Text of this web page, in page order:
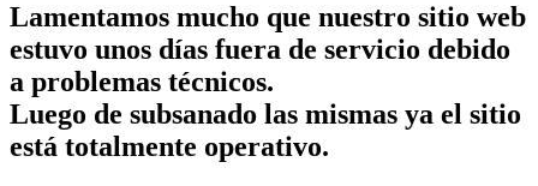
Lamentamos mucho que nuestro sitio web
estuvo unos días fuera de servicio debido
a problemas técnicos.
Luego de subsanado las mismas ya el sitio
está totalmente operativo.